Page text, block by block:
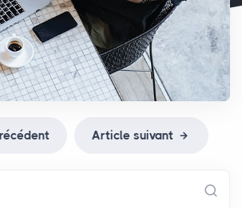
Article suivant